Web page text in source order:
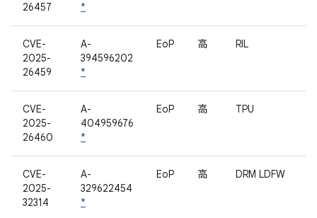
26457
*
CVE-
2025-
26459
A-
394596202
*
EoP 高 RIL
CVE-
2025-
26460
A-
404959676
*
EoP 高 TPU
CVE-
2025-
32314
A-
329622454
*
EoP 高 DRM LDFW